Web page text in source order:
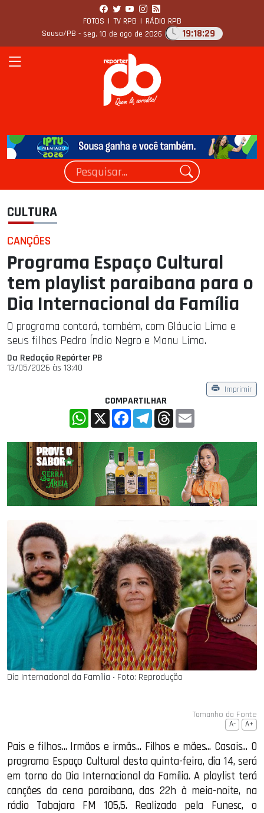
FOTOS | TV RPB | RÁDIO RPB
Sousa/PB - seg, 10 de ago de 2026 19:18:30
CULTURA
CANÇÕES
Programa Espaço Cultural
tem playlist paraibana para o
Dia Internacional da Família
O programa contará, também, com Gláucia Lima e
seus filhos Pedro Índio Negro e Manu Lima.
Da Redação Repórter PB
13/05/2026 às 13:40
Imprimir
COMPARTILHAR
WhatsApp
X FacebookTelegramThreads
Dia Internacional da Família ‧ Foto: Reprodução
Tamanho da Fonte
A- A+
Pais e filhos... Irmãos e irmãs... Filhos e mães... Casais... O
programa Espaço Cultural desta quinta-feira, dia 14, será
em torno do Dia Internacional da Família. A playlist terá
canções da cena paraibana, das 22h à meia-noite, na
rádio Tabajara FM 105,5. Realizado pela Funesc, o